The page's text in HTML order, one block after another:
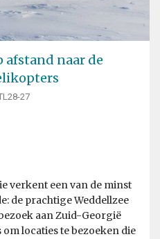
naar de
27
verkent een van de minst
de prachtige Weddellzee
aan Zuid-Georgië
locaties te bezoeken die